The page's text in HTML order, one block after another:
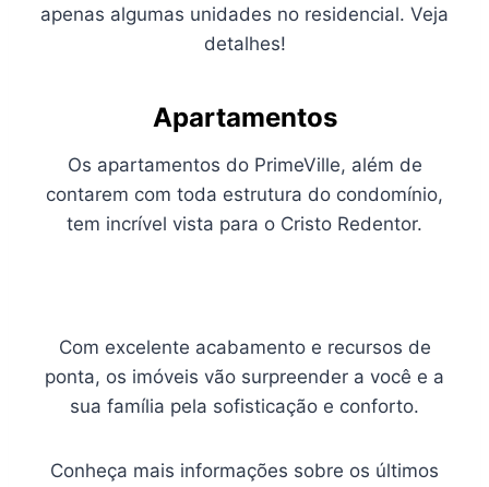
apenas algumas unidades no residencial. Veja
detalhes!
Apartamentos
Os apartamentos do PrimeVille, além de
contarem com toda estrutura do condomínio,
tem incrível vista para o Cristo Redentor.
Com excelente acabamento e recursos de
ponta, os imóveis vão surpreender a você e a
sua família pela sofisticação e conforto.
Conheça mais informações sobre os últimos